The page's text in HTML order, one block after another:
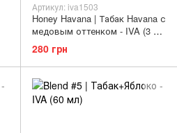
Артикул: iva1503
Honey Havana | Табак Havana с
медовым оттенком - IVA (3 мг
| 60 мл)
280 грн